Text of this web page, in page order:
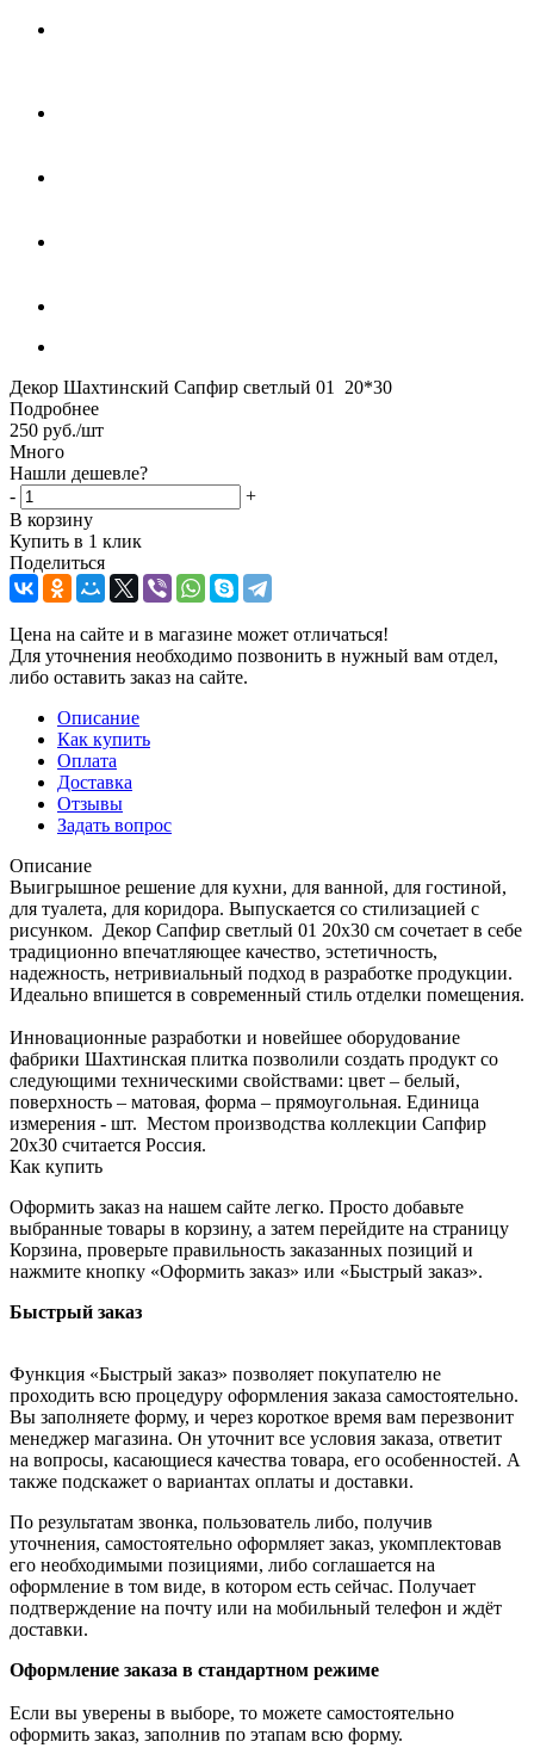
Декор Шахтинский Сапфир светлый 01 20*30
Подробнее
250 руб./шт
Много
Нашли дешевле?
-
+
В корзину
Купить в 1 клик
Поделиться
Цена на сайте и в магазине может отличаться!
Для уточнения необходимо позвонить в нужный вам отдел,
либо оставить заказ на сайте.
Описание
Как купить
Оплата
Доставка
Отзывы
Задать вопрос
Описание
Выигрышное решение для кухни, для ванной, для гостиной,
для туалета, для коридора. Выпускается со стилизацией с
рисунком. Декор Сапфир светлый 01 20x30 см сочетает в себе
традиционно впечатляющее качество, эстетичность,
надежность, нетривиальный подход в разработке продукции.
Идеально впишется в современный стиль отделки помещения.
Инновационные разработки и новейшее оборудование
фабрики Шахтинская плитка позволили создать продукт со
следующими техническими свойствами: цвет – белый,
поверхность – матовая, форма – прямоугольная. Единица
измерения - шт. Местом производства коллекции Сапфир
20x30 считается Россия.
Как купить
Оформить заказ на нашем сайте легко. Просто добавьте
выбранные товары в корзину, а затем перейдите на страницу
Корзина, проверьте правильность заказанных позиций и
нажмите кнопку «Оформить заказ» или «Быстрый заказ».
Быстрый заказ
Функция «Быстрый заказ» позволяет покупателю не
проходить всю процедуру оформления заказа самостоятельно.
Вы заполняете форму, и через короткое время вам перезвонит
менеджер магазина. Он уточнит все условия заказа, ответит
на вопросы, касающиеся качества товара, его особенностей. А
также подскажет о вариантах оплаты и доставки.
По результатам звонка, пользователь либо, получив
уточнения, самостоятельно оформляет заказ, укомплектовав
его необходимыми позициями, либо соглашается на
оформление в том виде, в котором есть сейчас. Получает
подтверждение на почту или на мобильный телефон и ждёт
доставки.
Оформление заказа в стандартном режиме
Если вы уверены в выборе, то можете самостоятельно
оформить заказ, заполнив по этапам всю форму.